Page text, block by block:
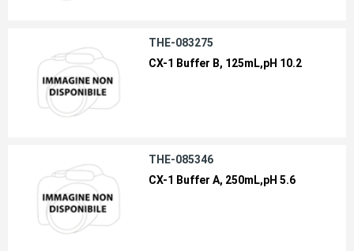
THE-083275
CX-1 Buffer B, 125mL,pH 10.2
THE-085346
CX-1 Buffer A, 250mL,pH 5.6